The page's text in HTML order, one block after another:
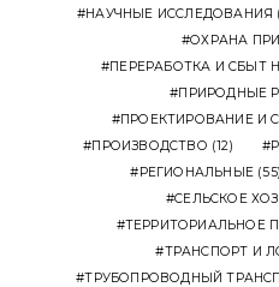
НАУЧНЫЕ ИССЛЕДОВАНИЯ
ОХРАНА
ПЕРЕРАБОТКА И СБЫТ
ПРИРОДНЫЕ
ПРОЕКТИРОВАНИЕ И
ПРОИЗВОДСТВО (12)
РЕГИОНАЛЬНЫЕ (55)
СЕЛЬСКОЕ
ТЕРРИТОРИАЛЬНОЕ
ТРАНСПОРТ И
ТРУБОПРОВОДНЫЙ